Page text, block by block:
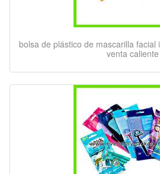
bolsa de plástico de mascarilla
venta caliente